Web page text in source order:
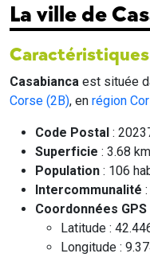
La ville de
Casabianca est située
Corse (2B), en région
Code Postal :
Superficie : 3.68 km
Population : 106
Intercommunalité
Coordonnées GPS
Latitude :
Longitude :